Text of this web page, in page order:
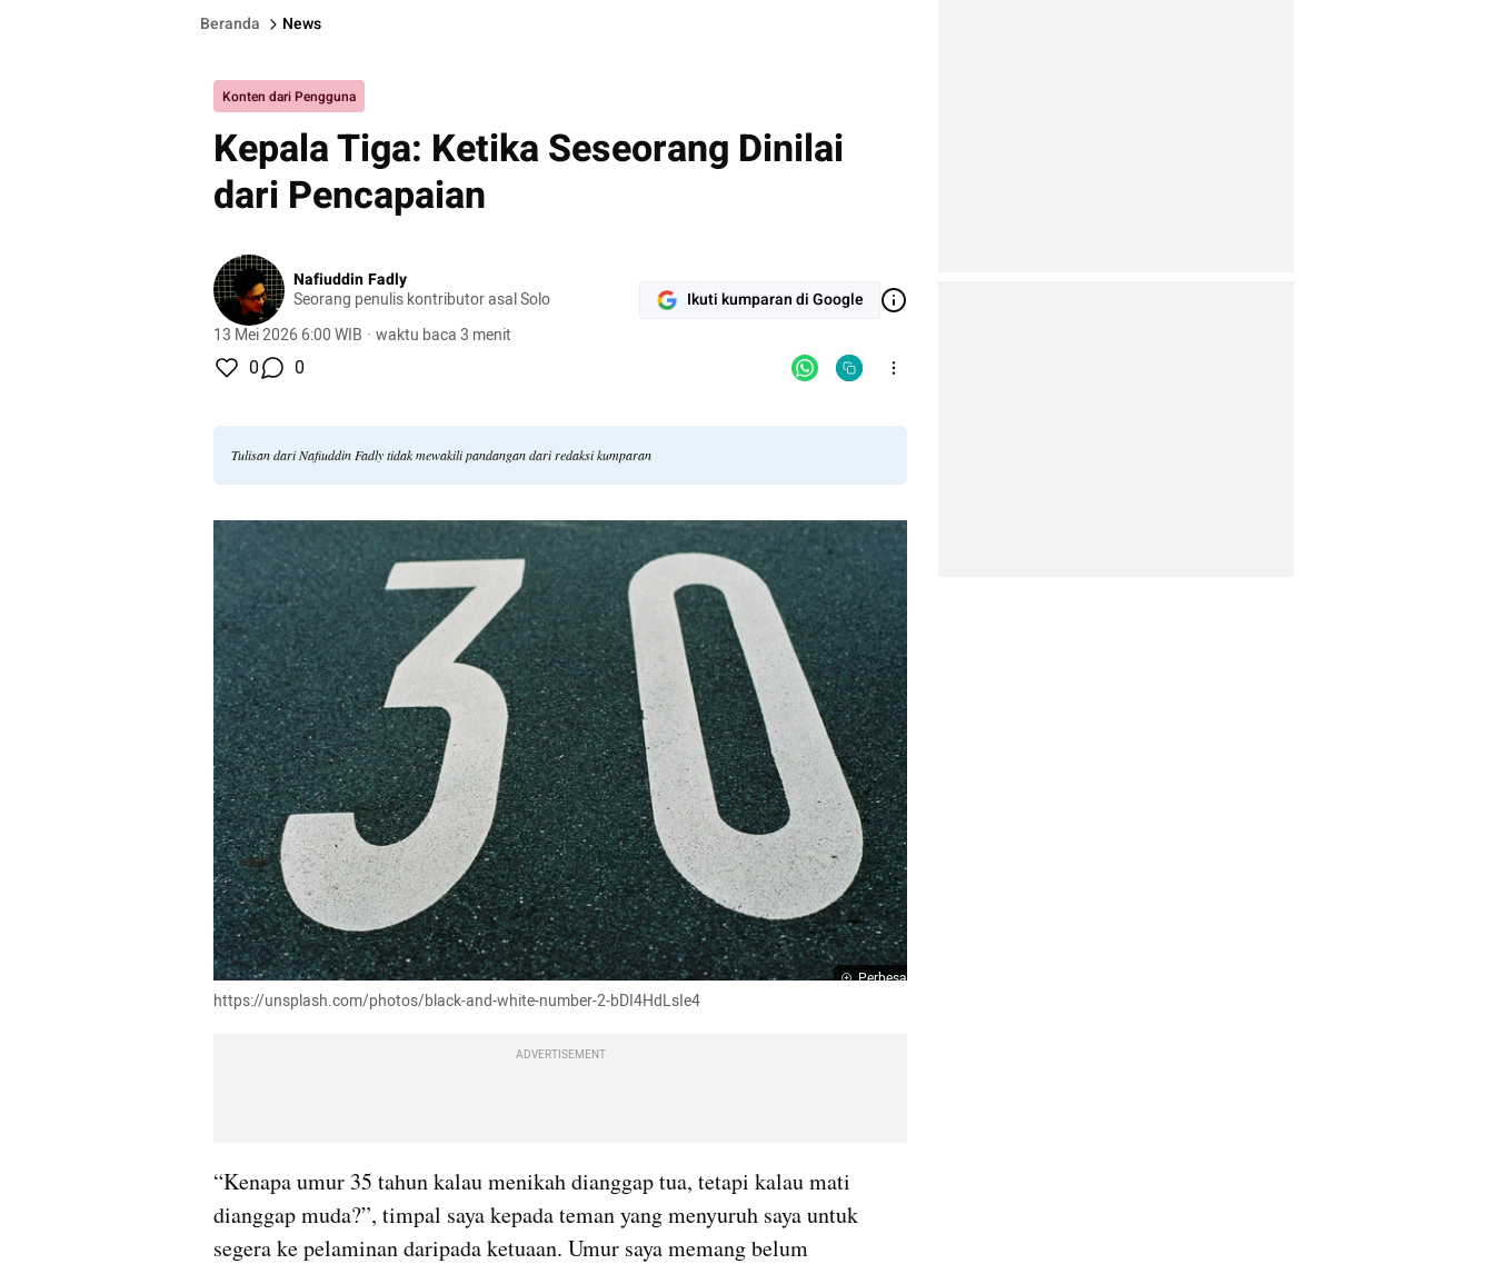
Beranda News
Konten dari Pengguna
Kepala Tiga: Ketika Seseorang Dinilai
dari Pencapaian
Nafiuddin Fadly
Seorang penulis kontributor asal Solo
13 Mei 2026 6:00 WIB · waktu baca 3 menit
Ikuti kumparan di Google
0 0
Tulisan dari Nafiuddin Fadly tidak mewakili pandangan dari redaksi kumparan
Perbesar
https://unsplash.com/photos/black-and-white-number-2-bDI4HdLsIe4
ADVERTISEMENT
“Kenapa umur 35 tahun kalau menikah dianggap tua, tetapi kalau mati
dianggap muda?”, timpal saya kepada teman yang menyuruh saya untuk
segera ke pelaminan daripada ketuaan. Umur saya memang belum